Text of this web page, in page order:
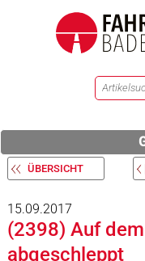
ÜBERSICHT
15.09.2017
(2398) Auf
abgeschleppt